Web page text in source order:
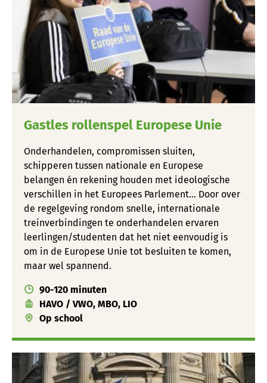
Gastles rollenspel Europese Unie
Onderhandelen, compromissen sluiten,
schipperen tussen nationale en Europese
belangen én rekening houden met ideologische
verschillen in het Europees Parlement… Door over
de regelgeving rondom snelle, internationale
treinverbindingen te onderhandelen ervaren
leerlingen/studenten dat het niet eenvoudig is
om in de Europese Unie tot besluiten te komen,
maar wel spannend.
90-120 minuten
HAVO / VWO, MBO, LIO
Op school